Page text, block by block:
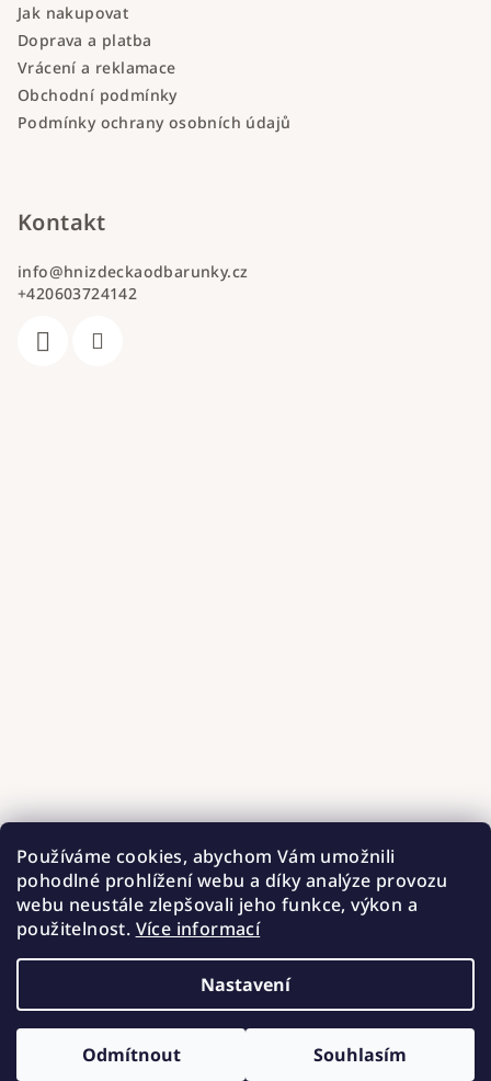
Používáme cookies, abychom Vám umožnili
pohodlné prohlížení webu a díky analýze provozu
webu neustále zlepšovali jeho funkce, výkon a
použitelnost. Více informací
Nastavení
Odmítnout Souhlasím
Jak nakupovat
Doprava a platba
Vrácení a reklamace
Obchodní podmínky
Podmínky ochrany osobních údajů
Kontakt
info@hnizdeckaodbarunky.cz
+420603724142
Upravit nastavení cookies